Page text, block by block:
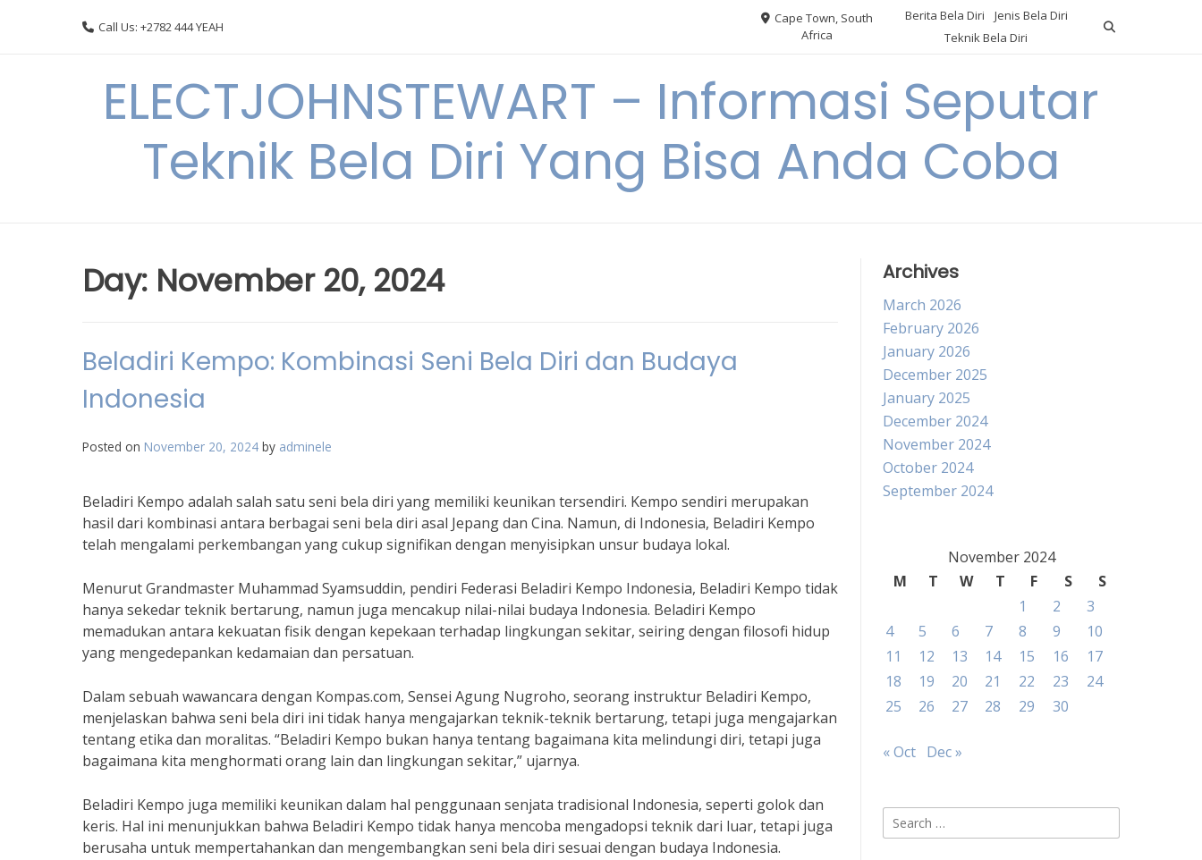
Call Us: +2782 444 YEAH
Cape Town, South
Africa
Berita Bela Diri
Jenis Bela Diri
Teknik Bela Diri
ELECTJOHNSTEWART – Informasi Seputar
Teknik Bela Diri Yang Bisa Anda Coba
Day: November 20, 2024
Beladiri Kempo: Kombinasi Seni Bela Diri dan Budaya
Indonesia
Posted on November 20, 2024 by adminele
Beladiri Kempo adalah salah satu seni bela diri yang memiliki keunikan tersendiri. Kempo sendiri merupakan
hasil dari kombinasi antara berbagai seni bela diri asal Jepang dan Cina. Namun, di Indonesia, Beladiri Kempo
telah mengalami perkembangan yang cukup signifikan dengan menyisipkan unsur budaya lokal.
Menurut Grandmaster Muhammad Syamsuddin, pendiri Federasi Beladiri Kempo Indonesia, Beladiri Kempo tidak
hanya sekedar teknik bertarung, namun juga mencakup nilai-nilai budaya Indonesia. Beladiri Kempo
memadukan antara kekuatan fisik dengan kepekaan terhadap lingkungan sekitar, seiring dengan filosofi hidup
yang mengedepankan kedamaian dan persatuan.
Dalam sebuah wawancara dengan Kompas.com, Sensei Agung Nugroho, seorang instruktur Beladiri Kempo,
menjelaskan bahwa seni bela diri ini tidak hanya mengajarkan teknik-teknik bertarung, tetapi juga mengajarkan
tentang etika dan moralitas. “Beladiri Kempo bukan hanya tentang bagaimana kita melindungi diri, tetapi juga
bagaimana kita menghormati orang lain dan lingkungan sekitar,” ujarnya.
Beladiri Kempo juga memiliki keunikan dalam hal penggunaan senjata tradisional Indonesia, seperti golok dan
keris. Hal ini menunjukkan bahwa Beladiri Kempo tidak hanya mencoba mengadopsi teknik dari luar, tetapi juga
berusaha untuk mempertahankan dan mengembangkan seni bela diri sesuai dengan budaya Indonesia.
Archives
March 2026
February 2026
January 2026
December 2025
January 2025
December 2024
November 2024
October 2024
September 2024
November 2024
M
T W T F S
S
1
2
3
4
5 6 7 8 9
10
11
12 13 14 15 16
17
18
19 20 21 22 23
24
25
26 27 28 29 30
« Oct Dec »
Search
for: